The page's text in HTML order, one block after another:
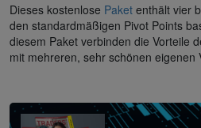
Dieses kostenlose Paket enthält vier
den standardmäßigen Pivot Points
diesem Paket verbinden die Vorteile
mit mehreren, sehr schönen eigenen